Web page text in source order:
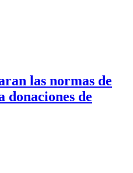
las normas de
donaciones de